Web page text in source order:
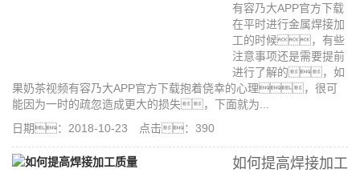
有容乃大APP官方下载
在平时进行金属焊接加
工的时候，有些
注意事项还是需要提前
进行了解的，如
果奶茶视频有容乃大APP官方下载抱着侥幸的心理，很可
能因为一时的疏忽造成更大的损失，下面就为...
日期：2018-10-23 点击：390
如何提高焊接加工